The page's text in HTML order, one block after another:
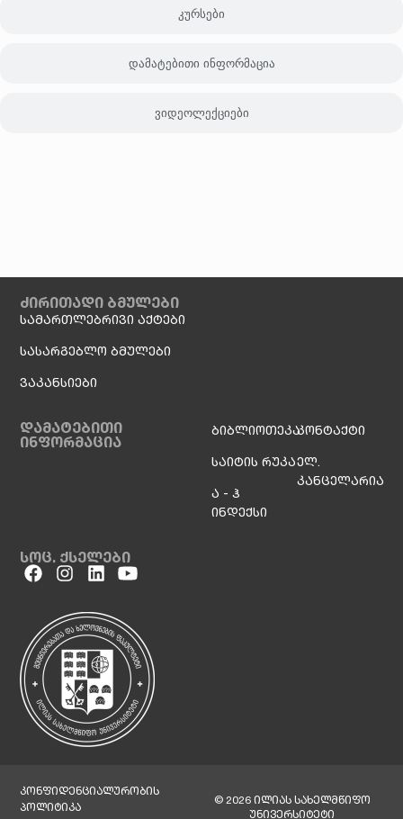
კურსები
დამატებითი ინფორმაცია
ვიდეოლექციები
ძირითადი ბმულები
სამართლებრივი აქტები
სასარგებლო ბმულები
ვაკანსიები
დამატებითი
ინფორმაცია
ბიბლიოთეკა
საიტის რუკა
ა - ჰ
ინდექსი
კონტაქტი
ელ.
კანცელარია
სოც. ქსელები
კონფიდენციალურობის
პოლიტიკა
© 2026 ილიას სახელმწიფო
უნივერსიტეტი